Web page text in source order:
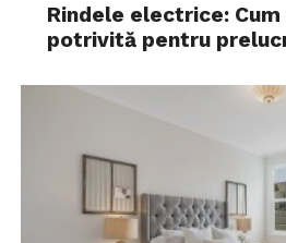
Rindele electrice:
potrivită pentru